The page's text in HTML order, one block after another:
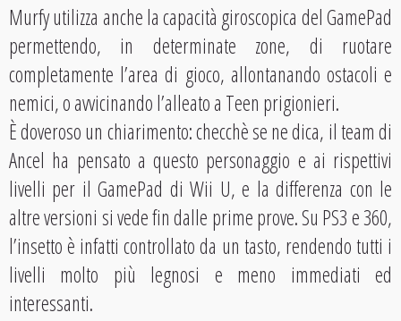
Murfy utilizza anche la capacità giroscopica del GamePad
permettendo, in determinate zone, di ruotare
completamente l’area di gioco, allontanando ostacoli e
nemici, o avvicinando l’alleato a Teen prigionieri.
È doveroso un chiarimento: checchè se ne dica, il team di
Ancel ha pensato a questo personaggio e ai rispettivi
livelli per il GamePad di Wii U, e la differenza con le
altre versioni si vede fin dalle prime prove. Su PS3 e 360,
l’insetto è infatti controllato da un tasto, rendendo tutti i
livelli molto più legnosi e meno immediati ed
interessanti.